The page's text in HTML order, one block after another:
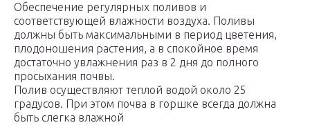
Обеспечение регулярных поливов и
соответствующей влажности воздуха. Поливы
должны быть максимальными в период цветения,
плодоношения растения, а в спокойное время
достаточно увлажнения раз в 2 дня до полного
просыхания почвы.
Полив осуществляют теплой водой около 25
градусов. При этом почва в горшке всегда должна
быть слегка влажной